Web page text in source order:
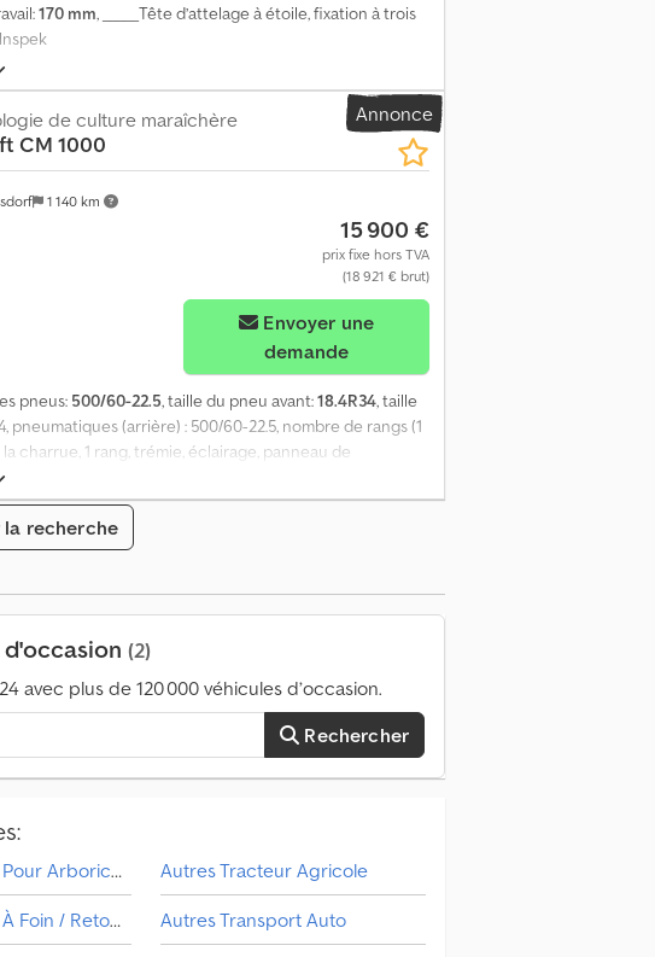
170 mm, _____Tête d’attelage à étoile, fixation à trois
Annonce
1 140 km
de culture maraîchère
CM 1000
15 900 €
prix fixe hors TVA
(18 921 € brut)
demande
pneus: 500/60-22.5, taille du pneu avant:18.4R34, taille
pneumatiques (arrière) : 500/60-22.5, nombre de rangs (1
charrue, 1 rang, trémie, éclairage, panneau de
Dedozdg Dcjpfx Afpeck
la recherche
(2)
avec plus de 120 000 véhicules d’occasion.
Rechercher
Autres Machine Pour Arboriculture Et Viticulture
Autres Machine À Foin / Retourneur De Foin / Équipement De Prairie
Autres Tracteur Agricole
Autres Transport Auto
V
é
h
i